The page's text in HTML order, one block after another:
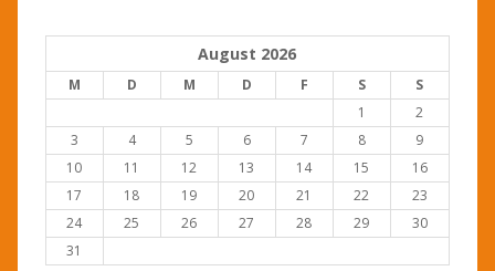
August 2026
M D M D F S
S
1
2
3
4 5 6 7 8
9
10
11 12 13 14 15
16
17
18 19 20 21 22
23
24
25 26 27 28 29
30
31